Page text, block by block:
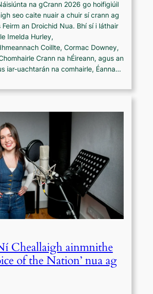
na gCrann 2026 go hoifigiúil
seo caite nuair a chuir sí crann ag
an Droichid Nua. Bhí sí i láthair
Imelda Hurley,
Coillte, Cormac Downey,
Crann na hÉireann, agus an
iar-uachtarán na comhairle, Éanna…
Cheallaigh ainmnithe
of the Nation’ nua ag